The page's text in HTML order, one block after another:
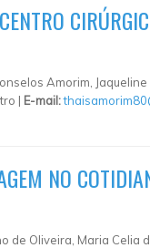
Amorim,
| E-mail:
NO
de Oliveira, Maria